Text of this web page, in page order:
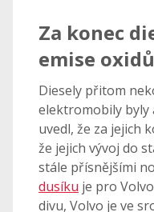
Za konec
emise
Diesely přitom
elektromobily byly
uvedl, že za jejich
že jejich vývoj do
stále přísnějšími
dusíku je pro
divu, Volvo je ve